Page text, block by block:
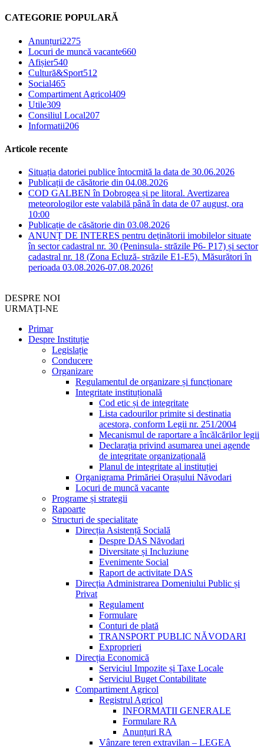
CATEGORIE POPULARĂ
Anunțuri2275
Locuri de muncă vacante660
Afișier540
Cultură&Sport512
Social465
Compartiment Agricol409
Utile309
Consiliul Local207
Informatii206
Articole recente
Situația datoriei publice întocmită la data de 30.06.2026
Publicații de căsătorie din 04.08.2026
COD GALBEN în Dobrogea și pe litoral. Avertizarea
meteorologilor este valabilă până în data de 07 august, ora
10:00
Publicație de căsătorie din 03.08.2026
ANUNȚ DE INTERES pentru deținătorii imobilelor situate
în sector cadastral nr. 30 (Peninsula- străzile P6- P17) și sector
cadastral nr. 18 (Zona Ecluză- străzile E1-E5). Măsurători în
perioada 03.08.2026-07.08.2026!
DESPRE NOI
URMAȚI-NE
Primar
Despre Instituție
Legislație
Conducere
Organizare
Regulamentul de organizare și funcționare
Integritate instituțională
Cod etic și de integritate
Lista cadourilor primite si destinatia
acestora, conform Legii nr. 251/2004
Mecanismul de raportare a încălcărilor legii
Declarația privind asumarea unei agende
de integritate organizațională
Planul de integritate al instituției
Organigrama Primăriei Orașului Năvodari
Locuri de muncă vacante
Programe și strategii
Rapoarte
Structuri de specialitate
Direcția Asistență Socială
Despre DAS Năvodari
Diversitate și Incluziune
Evenimente Social
Raport de activitate DAS
Direcția Administrarea Domeniului Public și
Privat
Regulament
Formulare
Conturi de plată
TRANSPORT PUBLIC NĂVODARI
Exproprieri
Direcția Economică
Serviciul Impozite și Taxe Locale
Serviciul Buget Contabilitate
Compartiment Agricol
Registrul Agricol
INFORMATII GENERALE
Formulare RA
Anunțuri RA
Vânzare teren extravilan – LEGEA